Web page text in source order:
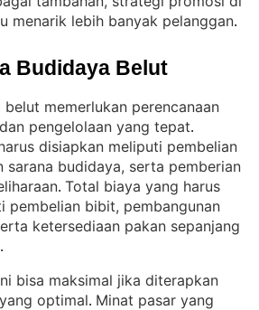
menarik lebih banyak pelanggan.
Budidaya Belut
memerlukan perencanaan
pengelolaan yang tepat
disiapkan meliputi pembelian
sarana budidaya, serta pemberian
. Total biaya yang harus
pembelian bibit, pembangunan
ketersediaan pakan sepanjang
.
bisa maksimal jika diterapkan
optimal. Minat pasar yang